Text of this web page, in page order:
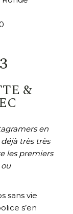
&
en
très très
les premiers
sans vie
s’en